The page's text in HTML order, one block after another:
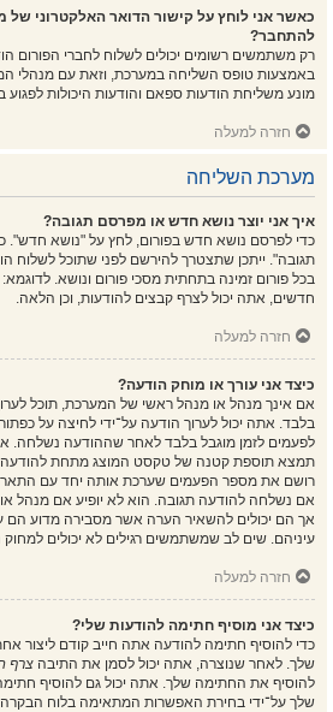
כאשר אני לוחץ על קישור הדואר האלקטרוני
להתחבר?
רק משתמשים רשומים יכולים לשלוח לחברי הפורום
באמצעות טופס השליחה במערכת, וזאת עם מנהלי
מונע משליחת הודעות ספאם והודעות היכולות
חזרה למעלה
מערכת השליחה
איך אני יוצר נושא חדש או מפרסם תגובה?
כדי לפרסם נושא חדש בפורום, לחץ על "נושא חדש".
תגובה". ייתכן שתצטרך להירשם לפני שתוכל
בכל פורום זמינה בתחתית מסכי פורום ונושא.
חדשים, אתה יכול לצרף קבצים להודעות, וכן הלאה.
חזרה למעלה
כיצד אני עורך או מוחק הודעה?
אם אינך מנהל או מנהל ראשי של המערכת, תוכל
בלבד. אתה יכול לערוך הודעה על־ידי לחיצה על
לפעמים לזמן מוגבל בלבד לאחר שההודעה נשלחה.
תמצא תוספת קטנה של טקסט המוצג מתחת
רושם את מספר הפעמים שערכת אותה יחד עם
אם נשלחה להודעה תגובה. הוא לא יופיע אם מנהל
אך הם יכולים להשאיר הערה אשר מסבירה מדוע הם
עיניהם. שים לב שמשתמשים רגילים לא יכולים
חזרה למעלה
כיצד אני מוסיף חתימה להודעות שלי?
כדי להוסיף חתימה להודעה אתה חייב קודם ליצור
שלך. לאחר שנוצרה, אתה יכול לסמן את התיבה צרף
להוסיף את החתימה שלך. אתה יכול גם להוסיף
שלך על־ידי בחירת האפשרות המתאימה בלוח